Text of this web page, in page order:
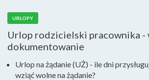
URLOPY
Urlop rodzicielski pracownika -
dokumentowanie
Urlop na żądanie (UŻ) - ile dni
wziąć wolne na żądanie?